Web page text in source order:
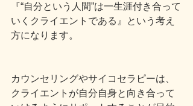
『“自分という人間”は一生涯付き合って
いくクライエントである』という考え
方になります。
カウンセリングやサイコセラピーは、
クライエントが自分自身と向き合って